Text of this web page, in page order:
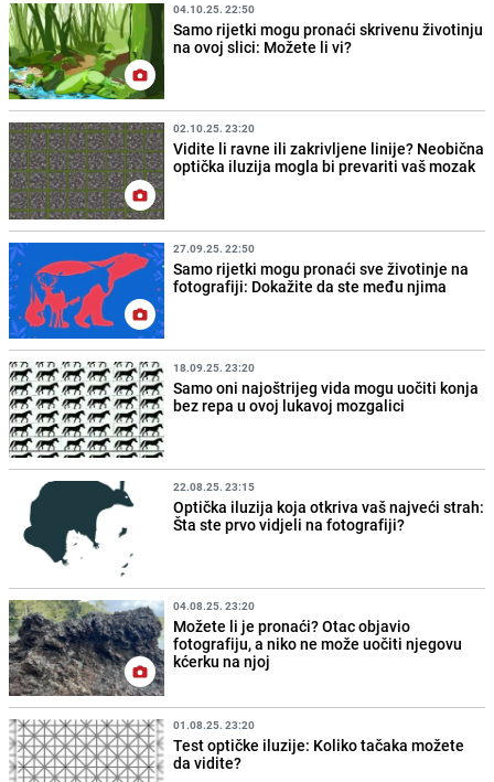
04.10.25. 22:50
Samo rijetki mogu pronaći skrivenu životinju
na ovoj slici: Možete li vi?
02.10.25. 23:20
Vidite li ravne ili zakrivljene linije? Neobična
optička iluzija mogla bi prevariti vaš mozak
27.09.25. 22:50
Samo rijetki mogu pronaći sve životinje na
fotografiji: Dokažite da ste među njima
18.09.25. 23:20
Samo oni najoštrijeg vida mogu uočiti konja
bez repa u ovoj lukavoj mozgalici
22.08.25. 23:15
Optička iluzija koja otkriva vaš najveći strah:
Šta ste prvo vidjeli na fotografiji?
04.08.25. 23:20
Možete li je pronaći? Otac objavio
fotografiju, a niko ne može uočiti njegovu
kćerku na njoj
01.08.25. 23:20
Test optičke iluzije: Koliko tačaka možete
da vidite?